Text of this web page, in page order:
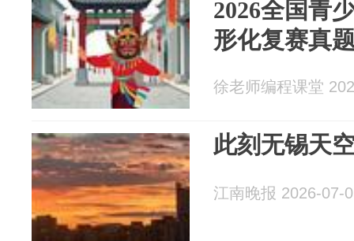
2026全国青
形化复赛真
徐老师编程课堂
此刻无锡天
江南晚报 2026-07-